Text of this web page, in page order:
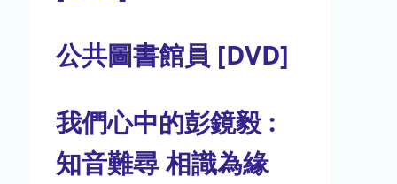
公共圖書館員 [DVD]
我們心中的彭鏡毅 :
知音難尋 相識為緣